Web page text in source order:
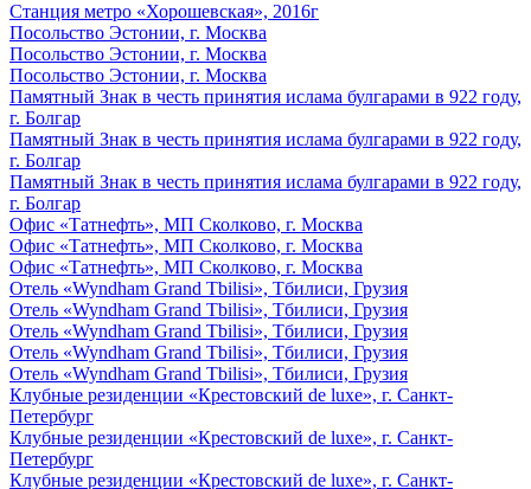
Станция метро «Хорошевская», 2016г
Посольство Эстонии, г. Москва
Посольство Эстонии, г. Москва
Посольство Эстонии, г. Москва
Памятный Знак в честь принятия ислама булгарами в 922 году,
г. Болгар
Памятный Знак в честь принятия ислама булгарами в 922 году,
г. Болгар
Памятный Знак в честь принятия ислама булгарами в 922 году,
г. Болгар
Офис «Татнефть», МП Сколково, г. Москва
Офис «Татнефть», МП Сколково, г. Москва
Офис «Татнефть», МП Сколково, г. Москва
Отель «Wyndham Grand Tbilisi», Тбилиси, Грузия
Отель «Wyndham Grand Tbilisi», Тбилиси, Грузия
Отель «Wyndham Grand Tbilisi», Тбилиси, Грузия
Отель «Wyndham Grand Tbilisi», Тбилиси, Грузия
Отель «Wyndham Grand Tbilisi», Тбилиси, Грузия
Клубные резиденции «Крестовский de luxe», г. Санкт-
Петербург
Клубные резиденции «Крестовский de luxe», г. Санкт-
Петербург
Клубные резиденции «Крестовский de luxe», г. Санкт-